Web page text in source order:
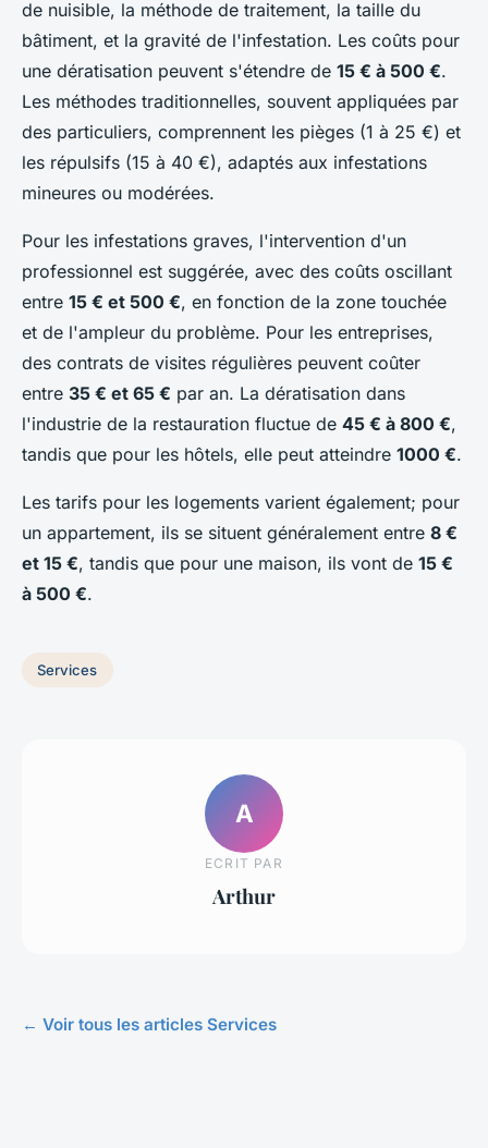
de nuisible, la méthode de traitement, la taille du
bâtiment, et la gravité de l'infestation. Les coûts pour
une dératisation peuvent s'étendre de 15 € à 500 €.
Les méthodes traditionnelles, souvent appliquées par
des particuliers, comprennent les pièges (1 à 25 €) et
les répulsifs (15 à 40 €), adaptés aux infestations
mineures ou modérées.
Pour les infestations graves, l'intervention d'un
professionnel est suggérée, avec des coûts oscillant
entre 15 € et 500 €, en fonction de la zone touchée
et de l'ampleur du problème. Pour les entreprises,
des contrats de visites régulières peuvent coûter
entre 35 € et 65 € par an. La dératisation dans
l'industrie de la restauration fluctue de 45 € à 800 €,
tandis que pour les hôtels, elle peut atteindre 1000 €.
Les tarifs pour les logements varient également; pour
un appartement, ils se situent généralement entre 8 €
et 15 €, tandis que pour une maison, ils vont de 15 €
à 500 €.
Services
A
ECRIT PAR
Arthur
← Voir tous les articles Services